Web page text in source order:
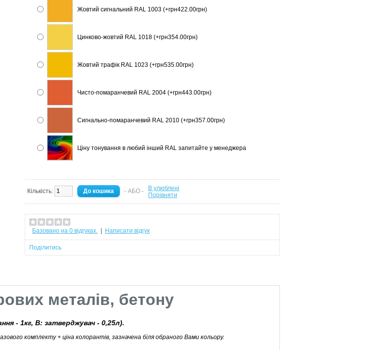
Жовтий сигнальний RAL 1003 (+грн422.00грн)
Цинково-жовтий RAL 1018 (+грн354.00грн)
Жовтий трафік RAL 1023 (+грн535.00грн)
Чисто-помаранчевий RAL 2004 (+грн443.00грн)
Сигнально-помаранчевий RAL 2010 (+грн357.00грн)
Ціну тонування в любий інший RAL запитайте у менеджера
Кількість: - АБО -
В улюблені
Порівняти
Базовано на 0 відгуках. Написати відгук
Поділитись
металів, бетону
- 1кг, В: затверджувач - 0,25л).
комплекту + ціна колорантів, зазначена біля обраного Вами кольору.